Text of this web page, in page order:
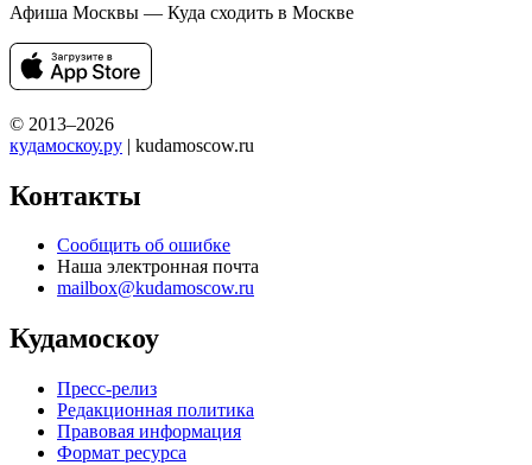
Афиша Москвы — Куда сходить в Москве
© 2013–2026
кудамоскоу.ру | kudamoscow.ru
Контакты
Сообщить об ошибке
Наша электронная почта
mailbox@kudamoscow.ru
Кудамоскоу
Пресс-релиз
Редакционная политика
Правовая информация
Формат ресурса